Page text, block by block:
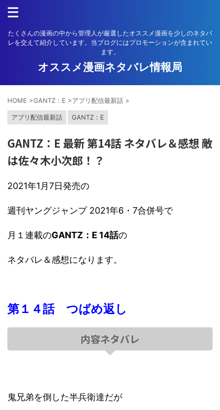
たくさんの漫画の中から管理人が厳選したオススメ漫画を少しのネタバ
レを交えて紹介しています。当ブログにはプロモーションが含まれてい
ます。
オススメ漫画ネタバレ情報局
HOME >GANTZ：E >アプリ配信最新話 >
アプリ配信最新話 GANTZ：E
GANTZ：E 最新 第14話 ネタバレ＆感想 敵
は佐々木小次郎！？
2021年1月7日発売の
週刊ヤングジャンプ 2021年6・7合併号で
月１連載のGANTZ：E 14話の
ネタバレ＆感想になります。
第１４話 つばめ返し
内容ネタバレ
鬼兄弟を倒した半兵衛達だが